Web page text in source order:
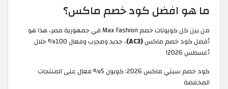
ما هو افضل كود خصم ماكس؟
من بين كل كوبونات خصم Max Fashion في جمهورية مصر، هذا هو
أفضل كود خصم ماكس(AC3)
، جديد ومجرب وفعال 100% خلال
أغسطس 2026!
كود خصم سيتي ماكس 2026: كوبون 5% فعال على المنتجات
المخفضة